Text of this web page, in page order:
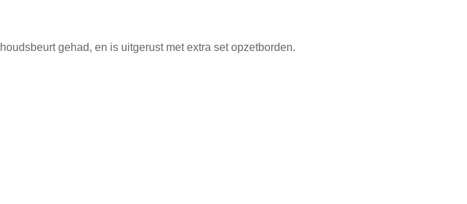
gehad, en is uitgerust met extra set opzetborden.